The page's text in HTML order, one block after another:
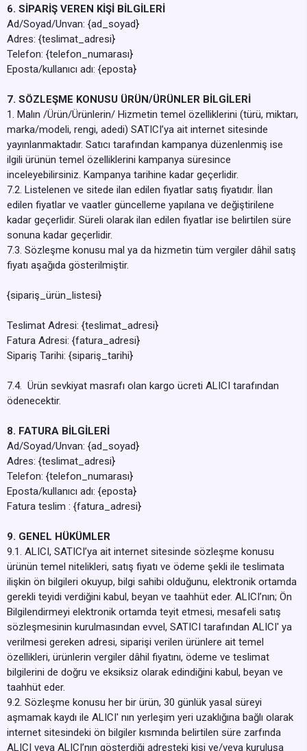
6. SİPARİŞ VEREN KİŞİ BİLGİLERİ
Ad/Soyad/Unvan: {ad_soyad}
Adres: {teslimat_adresi}
Telefon: {telefon_numarası}
Eposta/kullanıcı adı: {eposta}
7. SÖZLEŞME KONUSU ÜRÜN/ÜRÜNLER BİLGİLERİ
1. Malın /Ürün/Ürünlerin/ Hizmetin temel özelliklerini (türü, miktarı,
marka/modeli, rengi, adedi) SATICI’ya ait internet sitesinde
yayınlanmaktadır. Satıcı tarafından kampanya düzenlenmiş ise
ilgili ürünün temel özelliklerini kampanya süresince
inceleyebilirsiniz. Kampanya tarihine kadar geçerlidir.
7.2. Listelenen ve sitede ilan edilen fiyatlar satış fiyatıdır. İlan
edilen fiyatlar ve vaatler güncelleme yapılana ve değiştirilene
kadar geçerlidir. Süreli olarak ilan edilen fiyatlar ise belirtilen süre
sonuna kadar geçerlidir.
7.3. Sözleşme konusu mal ya da hizmetin tüm vergiler dâhil satış
fiyatı aşağıda gösterilmiştir.
{sipariş_ürün_listesi}
Teslimat Adresi: {teslimat_adresi}
Fatura Adresi: {fatura_adresi}
Sipariş Tarihi: {sipariş_tarihi}
7.4. Ürün sevkiyat masrafı olan kargo ücreti ALICI tarafından
ödenecektir.
8. FATURA BİLGİLERİ
Ad/Soyad/Unvan: {ad_soyad}
Adres: {teslimat_adresi}
Telefon: {telefon_numarası}
Eposta/kullanıcı adı: {eposta}
Fatura teslim : {fatura_adresi}
9. GENEL HÜKÜMLER
9.1. ALICI, SATICI’ya ait internet sitesinde sözleşme konusu
ürünün temel nitelikleri, satış fiyatı ve ödeme şekli ile teslimata
ilişkin ön bilgileri okuyup, bilgi sahibi olduğunu, elektronik ortamda
gerekli teyidi verdiğini kabul, beyan ve taahhüt eder. ALICI’nın; Ön
Bilgilendirmeyi elektronik ortamda teyit etmesi, mesafeli satış
sözleşmesinin kurulmasından evvel, SATICI tarafından ALICI' ya
verilmesi gereken adresi, siparişi verilen ürünlere ait temel
özellikleri, ürünlerin vergiler dâhil fiyatını, ödeme ve teslimat
bilgilerini de doğru ve eksiksiz olarak edindiğini kabul, beyan ve
taahhüt eder.
9.2. Sözleşme konusu her bir ürün, 30 günlük yasal süreyi
aşmamak kaydı ile ALICI' nın yerleşim yeri uzaklığına bağlı olarak
internet sitesindeki ön bilgiler kısmında belirtilen süre zarfında
ALICI veya ALICI’nın gösterdiği adresteki kişi ve/veya kuruluşa